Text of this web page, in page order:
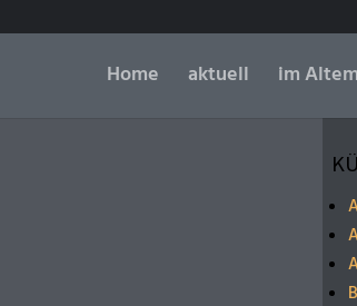
Home aktuell im